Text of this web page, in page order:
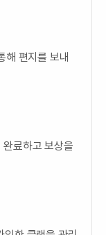
편지를 보내
료하고 보상을